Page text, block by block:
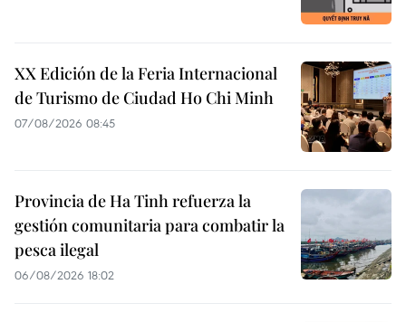
XX Edición de la Feria Internacional
de Turismo de Ciudad Ho Chi Minh
07/08/2026 08:45
Provincia de Ha Tinh refuerza la
gestión comunitaria para combatir la
pesca ilegal
06/08/2026 18:02